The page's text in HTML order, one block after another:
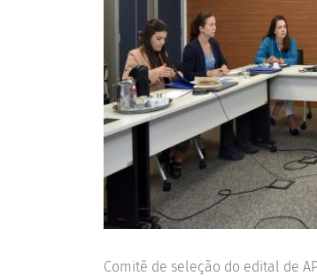
Comitê de seleção do edital de